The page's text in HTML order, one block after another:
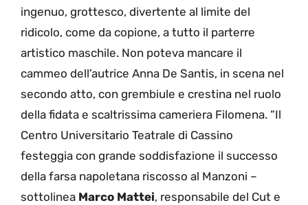
ingenuo, grottesco, divertente al limite del
ridicolo, come da copione, a tutto il parterre
artistico maschile. Non poteva mancare il
cammeo dell’autrice Anna De Santis, in scena nel
secondo atto, con grembiule e crestina nel ruolo
della fidata e scaltrissima cameriera Filomena. “Il
Centro Universitario Teatrale di Cassino
festeggia con grande soddisfazione il successo
della farsa napoletana riscosso al Manzoni –
sottolinea Marco Mattei, responsabile del Cut e